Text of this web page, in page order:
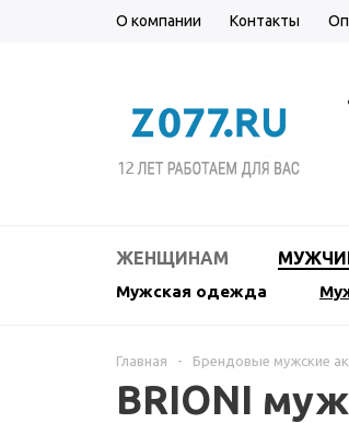
О компании Контакты
ЖЕНЩИНАМ
Мужская одежда
Главная - Брендовые мужские
BRIONI